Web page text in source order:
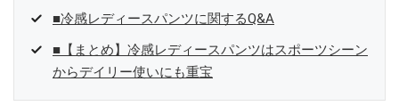
■冷感レディースパンツに関するQ&A
■【まとめ】冷感レディースパンツはスポーツシーン
からデイリー使いにも重宝